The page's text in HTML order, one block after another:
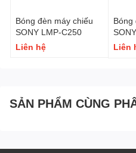
Bóng đèn máy chiếu
SONY LMP-C250
Liên hệ
Bóng
Liên
SẢN PHẨM CÙNG